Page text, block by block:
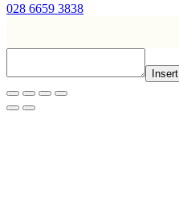
028 6659 3838
Insert